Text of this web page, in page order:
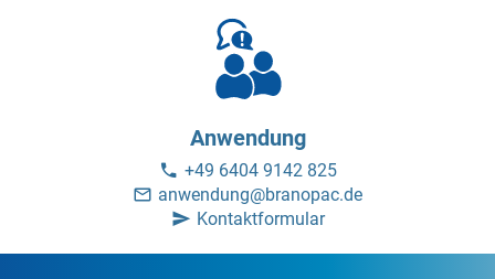
Anwendung
+49 6404 9142 825
anwendung@branopac.de
Kontaktformular